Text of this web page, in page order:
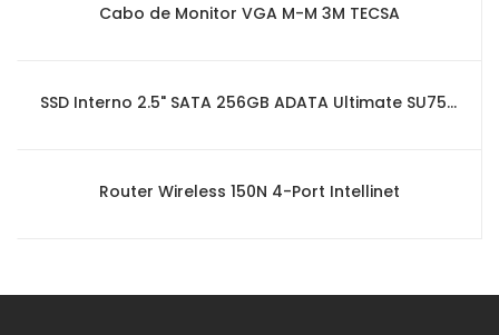
Cabo de Monitor VGA M-M 3M TECSA
SSD Interno 2.5" SATA 256GB ADATA Ultimate SU750 3D NAND
Router Wireless 150N 4-Port Intellinet